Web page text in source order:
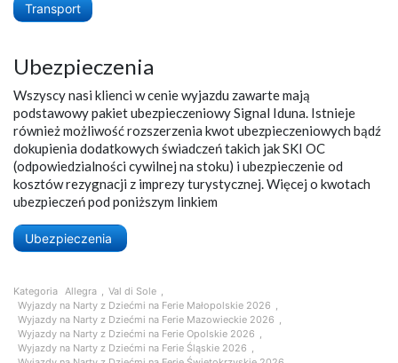
Transport
Ubezpieczenia
Wszyscy nasi klienci w cenie wyjazdu zawarte mają
podstawowy pakiet ubezpieczeniowy Signal Iduna. Istnieje
również możliwość rozszerzenia kwot ubezpieczeniowych bądź
dokupienia dodatkowych świadczeń takich jak SKI OC
(odpowiedzialności cywilnej na stoku) i ubezpieczenie od
kosztów rezygnacji z imprezy turystycznej. Więcej o kwotach
ubezpieczeń pod poniższym linkiem
Ubezpieczenia
Kategoria Allegra , Val di Sole ,
Wyjazdy na Narty z Dziećmi na Ferie Małopolskie 2026 ,
Wyjazdy na Narty z Dziećmi na Ferie Mazowieckie 2026 ,
Wyjazdy na Narty z Dziećmi na Ferie Opolskie 2026 ,
Wyjazdy na Narty z Dziećmi na Ferie Śląskie 2026 ,